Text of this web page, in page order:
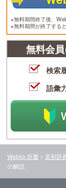
※無料期間終了後、
※無料期間が終了する
無料会
検索
語彙
Weblio 辞書 > 英和辞
の解説